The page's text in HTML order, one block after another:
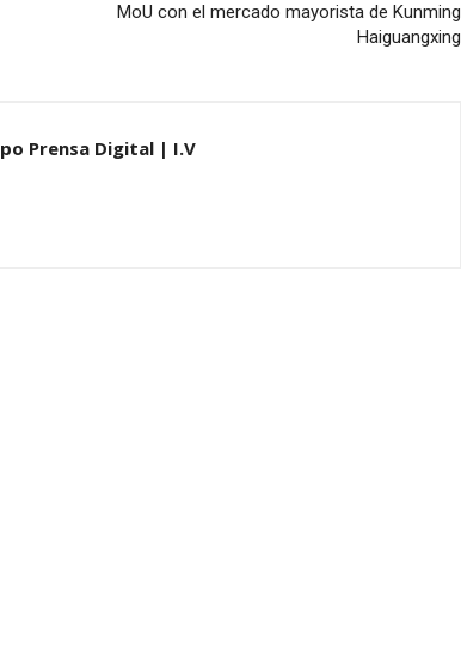
MoU con el mercado mayorista de Kunming
Haiguangxing
Prensa Digital | I.V